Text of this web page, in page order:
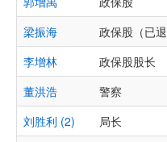
梁振海
政保股（已退
李增林
政保股股长
董洪浩
警察
刘胜利 (2)
局长